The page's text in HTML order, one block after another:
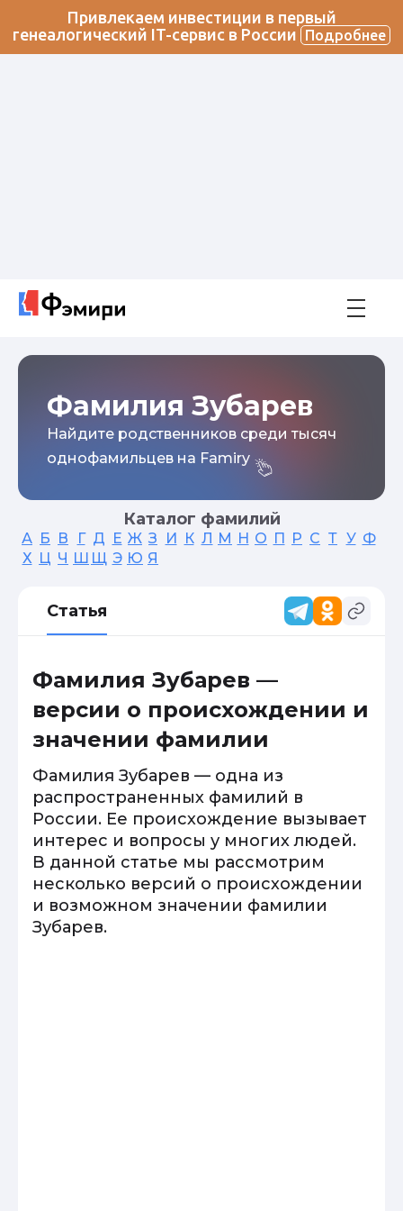
Привлекаем инвестиции в первый
генеалогический IT-сервис в России
Подробнее
Фамилия Зубарев
Найдите родственников среди тысяч
однофамильцев на Famiry
Каталог фамилий
А Б В Г Д Е Ж З И К Л М Н О П Р С Т У Ф
Х Ц Ч Ш Щ Э Ю Я
Статья
Фамилия Зубарев —
версии о происхождении и
значении фамилии
Фамилия Зубарев — одна из
распространенных фамилий в
России. Ее происхождение вызывает
интерес и вопросы у многих людей.
В данной статье мы рассмотрим
несколько версий о происхождении
и возможном значении фамилии
Зубарев.